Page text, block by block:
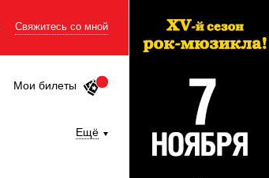
Свяжитесь со мной
Мои билеты
Ещё